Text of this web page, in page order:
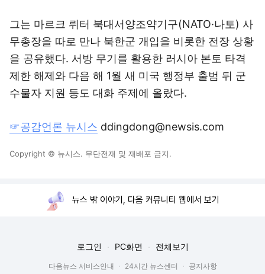
그는 마르크 뤼터 북대서양조약기구(NATO·나토) 사
무총장을 따로 만나 북한군 개입을 비롯한 전장 상황
을 공유했다. 서방 무기를 활용한 러시아 본토 타격
제한 해제와 다음 해 1월 새 미국 행정부 출범 뒤 군
수물자 지원 등도 대화 주제에 올랐다.
☞공감언론 뉴시스 ddingdong@newsis.com
Copyright © 뉴시스. 무단전재 및 재배포 금지.
뉴스 밖 이야기, 다음 커뮤니티 웹에서 보기
로그인 PC화면 전체보기
다음뉴스 서비스안내 24시간 뉴스센터
공지사항